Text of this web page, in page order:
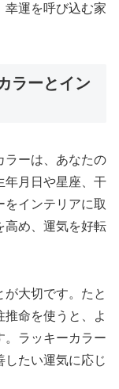
幸運を呼び込む家
ラーとイン
ラーは、あなたの
年月日や星座、干
をインテリアに取
高め、運気を好転
が大切です。たと
推命を使うと、よ
。ラッキーカラー
したい運気に応じ